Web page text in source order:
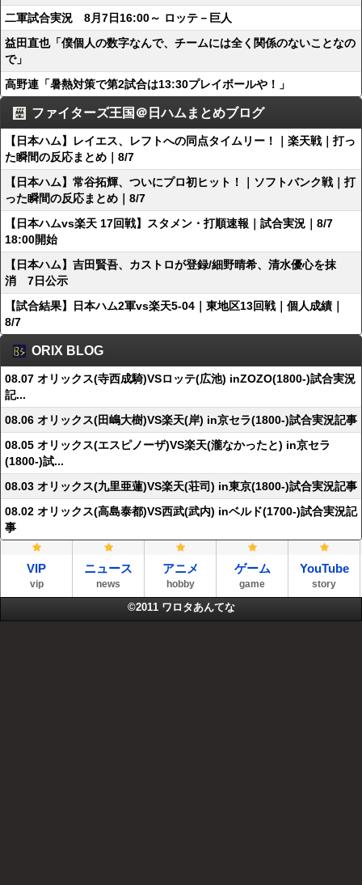
二軍試合実況 8月7日16:00～ ロッテ－巨人
益田直也「僕個人の数字なんで、チームには全く関係のないことなの
で」
高野連「暑熱対策で第2試合は13:30プレイボールや！」
ファイターズ王国＠日ハムまとめブログ
【日本ハム】レイエス、レフトへの同点タイムリー！｜楽天戦｜打っ
た瞬間の反応まとめ｜8/7
【日本ハム】常谷拓輝、ついにプロ初ヒット！｜ソフトバンク戦｜打
った瞬間の反応まとめ｜8/7
【日本ハムvs楽天 17回戦】スタメン・打順速報｜試合実況｜8/7
18:00開始
【日本ハム】吉田賢吾、カストロが登録/細野晴希、清水優心を抹
消 7日公示
【試合結果】日本ハム2軍vs楽天5-04｜東地区13回戦｜個人成績｜
8/7
ORIX BLOG
08.07 オリックス(寺西成騎)VSロッテ(広池) inZOZO(1800-)試合実況
記...
08.06 オリックス(田嶋大樹)VS楽天(岸) in京セラ(1800-)試合実況記事
08.05 オリックス(エスピノーザ)VS楽天(瀧なかったと) in京セラ
(1800-)試...
08.03 オリックス(九里亜蓮)VS楽天(荘司) in東京(1800-)試合実況記事
08.02 オリックス(高島泰都)VS西武(武内) inベルド(1700-)試合実況記
事
VIP
vip
ニュース
news
アニメ
hobby
ゲーム
game
YouTube
story
©2011 ワロタあんてな